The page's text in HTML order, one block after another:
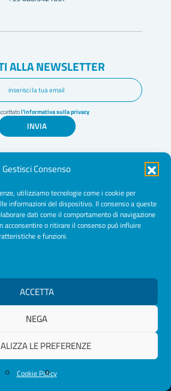
Gestisci Consenso
utilizziamo tecnologie come i cookie per
informazioni del dispositivo. Il consenso a queste
dati come il comportamento di navigazione
acconsentire o ritirare il consenso può influire
e funzioni.
ACCETTA
NEGA
LE PREFERENZE
Cookie Policy
ALLA NEWSLETTER
l'informativa sulla privacy
INVIA
e Psicologi Puglia